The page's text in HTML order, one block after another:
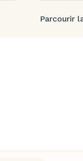
Parcourir